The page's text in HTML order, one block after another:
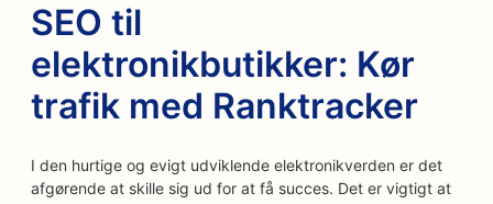
SEO til
elektronikbutikker: Kør
trafik med Ranktracker
I den hurtige og evigt udviklende elektronikverden er det
afgørende at skille sig ud for at få succes. Det er vigtigt at